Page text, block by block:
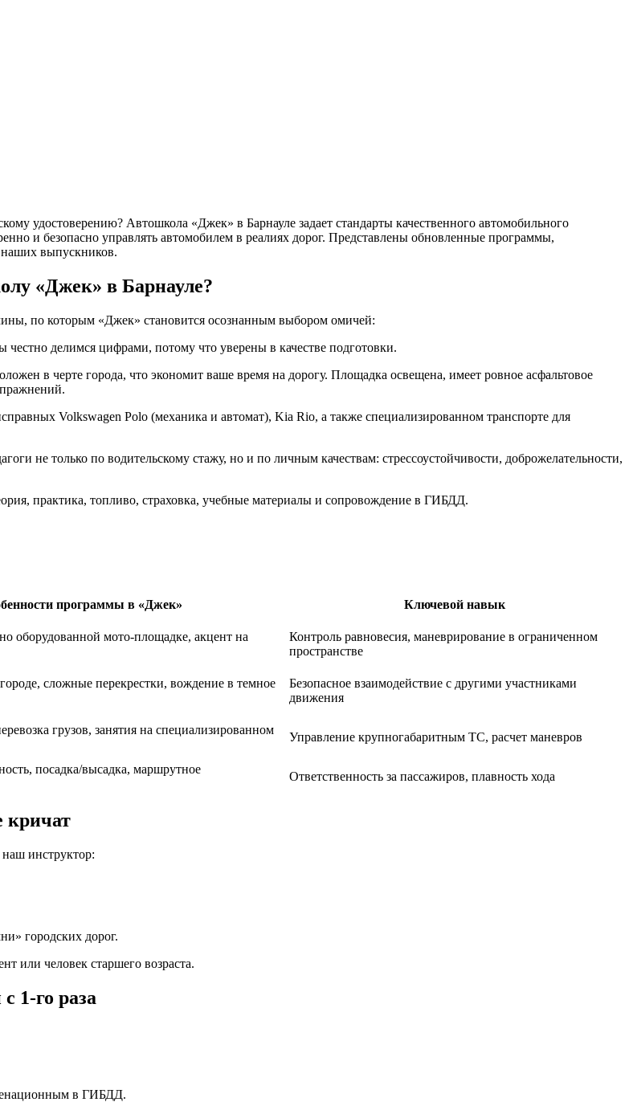
удостоверению? Автошкола «Джек» в Барнауле задает стандарты качественного автомобильного
и безопасно управлять автомобилем в реалиях дорог. Представлены обновленные программы,
наших выпускников.
«Джек» в Барнауле?
по которым «Джек» становится осознанным выбором омичей:
делимся цифрами, потому что уверены в качестве подготовки.
в черте города, что экономит ваше время на дорогу. Площадка освещена, имеет ровное асфальтовое
Volkswagen Polo (механика и автомат), Kia Rio, а также специализированном транспорте для
не только по водительскому стажу, но и по личным качествам: стрессоустойчивости, доброжелательности,
практика, топливо, страховка, учебные материалы и сопровождение в ГИБДД.
программы в «Джек» Ключевой навык
оборудованной мото-площадке, акцент на
Контроль равновесия, маневрирование в ограниченном
пространстве
сложные перекрестки, вождение в темное
Безопасное взаимодействие с другими участниками
движения
грузов, занятия на специализированном
Управление крупногабаритным ТС, расчет маневров
посадка/высадка, маршрутное
Ответственность за пассажиров, плавность хода
кричат
инструктор:
городских дорог.
или человек старшего возраста.
1-го раза
в ГИБДД.